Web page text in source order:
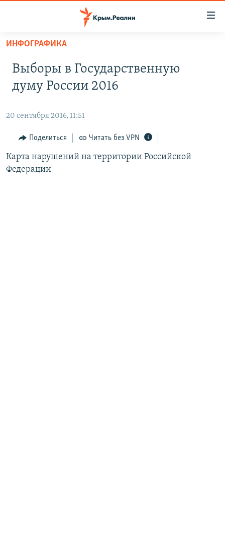
Вернуться
основному
содержанию
Вернутся
главной
Вернутся
поиску
СПЕЦПРОЕКТЫ
ГРУЗ 200
ВОДА
ИНФОГРАФИКА
РАДІО СВОБОДА
КАК ОБОЙТИ БЛОКИРОВКУ
ИНФОГРАФИКА
Выборы в Государственную
думу России 2016
20 сентября 2016, 11:51
Поделиться Читать без VPN
Карта нарушений на территории Российской
Федерации